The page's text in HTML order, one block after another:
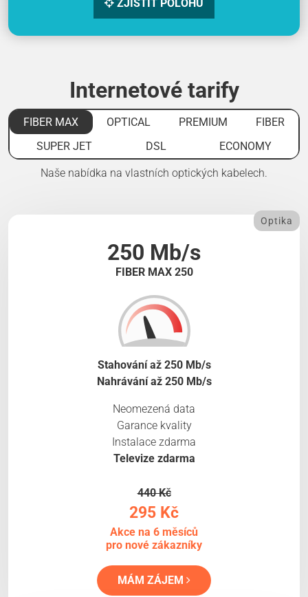
ZJISTIT POLOHU
Internetové tarify
FIBER MAX OPTICAL PREMIUM
FIBER
SUPER JET
DSL ECONOMY
Naše nabídka na vlastních optických kabelech.
250 Mb/s
FIBER MAX 250
Optika
Stahování až 250 Mb/s
Nahrávání až 250 Mb/s
Neomezená data
Garance kvality
Instalace zdarma
Televize zdarma
440 Kč
295 Kč
Akce na 6 měsíců
pro nové zákazníky
MÁM ZÁJEM